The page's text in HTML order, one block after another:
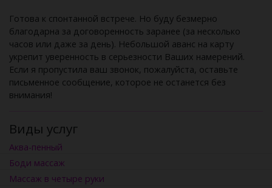
Готова к спонтанной встрече. Но буду безмерно
благодарна за договоренность заранее (за несколько
часов или даже за день). Небольшой аванс на карту
укрепит уверенность в серьезности Ваших намерений.
Если я пропустила ваш звонок, пожалуйста, оставьте
письменное сообщение, которое не останется без
внимания!
Виды услуг
Аква-пенный
Боди массаж
Массаж в четыре руки